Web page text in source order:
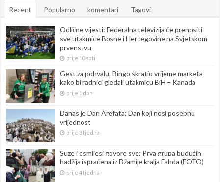
Recent Popularno komentari Tagovi
Odlične vijesti: Federalna televizija će prenositi
sve utakmice Bosne i Hercegovine na Svjetskom
prvenstvu
prije 10 sati
Gest za pohvalu: Bingo skratio vrijeme marketa
kako bi radnici gledali utakmicu BiH – Kanada
prije 1 dan
Danas je Dan Arefata: Dan koji nosi posebnu
vrijednost
prije 3 tjedna
Suze i osmijesi govore sve: Prva grupa budućih
hadžija ispraćena iz Džamije kralja Fahda (FOTO)
prije 4 tjedna